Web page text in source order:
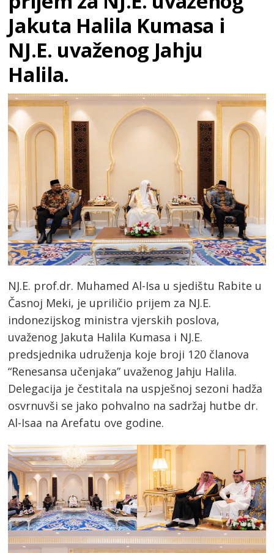
Jakuta Halila Kumasa i
NJ.E. uvaženog Jahju
Halila.
NJ.E. prof.dr. Muhamed Al-Isa u sjedištu Rabite u
Časnoj Meki, je upriličio prijem za NJ.E.
indonezijskog ministra vjerskih poslova,
uvaženog Jakuta Halila Kumasa i NJ.E.
predsjednika udruženja koje broji 120 članova
“Renesansa učenjaka” uvaženog Jahju Halila.
Delegacija je čestitala na uspješnoj sezoni hadža
osvrnuvši se jako pohvalno na sadržaj hutbe dr.
Al-Isaa na Arefatu ove godine.